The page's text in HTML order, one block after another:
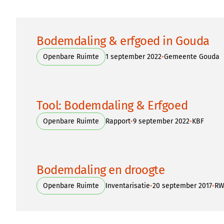
Bodemdaling & erfgoed in Gouda
Openbare Ruimte 1 september 2022•Gemeente Gouda
Tool: Bodemdaling & Erfgoed
Openbare Ruimte Rapport•9 september 2022•KBF
Bodemdaling en droogte
Openbare Ruimte Inventarisatie•20 september 2017•